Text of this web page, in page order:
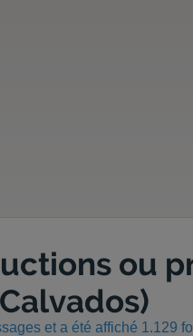
ou
et a été affiché 1.129